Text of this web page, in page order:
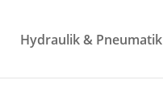
Hydraulik & Pneumatik